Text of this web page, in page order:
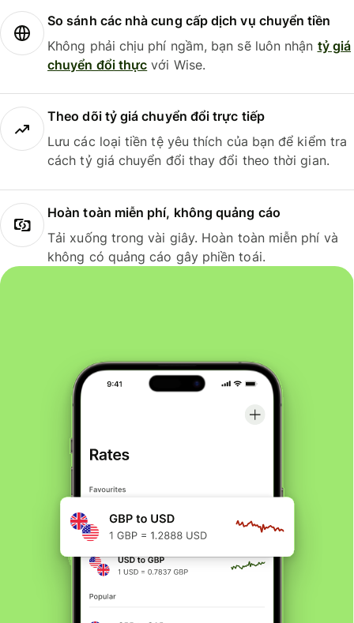
So sánh các nhà cung cấp dịch vụ chuyển tiền
Không phải chịu phí ngầm, bạn sẽ luôn nhận tỷ giá
chuyển đổi thực với Wise.
Theo dõi tỷ giá chuyển đổi trực tiếp
Lưu các loại tiền tệ yêu thích của bạn để kiểm tra
cách tỷ giá chuyển đổi thay đổi theo thời gian.
Hoàn toàn miễn phí, không quảng cáo
Tải xuống trong vài giây. Hoàn toàn miễn phí và
không có quảng cáo gây phiền toái.